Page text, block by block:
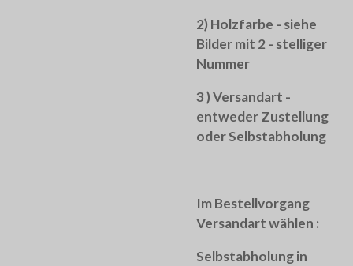
2) Holzfarbe - siehe
Bilder mit 2 - stelliger
Nummer
3 ) Versandart -
entweder Zustellung
oder Selbstabholung
Im Bestellvorgang
Versandart wählen :
Selbstabholung in